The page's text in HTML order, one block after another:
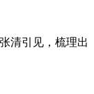
清引见，梳理出